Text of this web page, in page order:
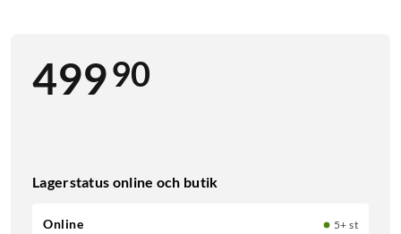
49990
Lagerstatus online och butik
Online
5+ st